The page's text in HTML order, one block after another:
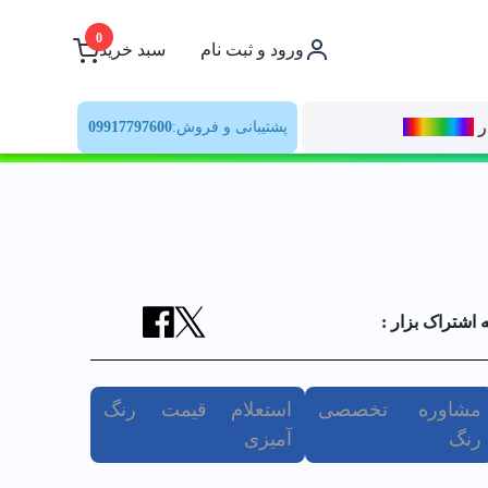
ورود و ثبت نام سبد خرید
0
پشتیبانی و فروش:09917797600
اشتراک بزار :
مشاوره تخصصی
رنگ
استعلام قیمت رنگ
آمیزی